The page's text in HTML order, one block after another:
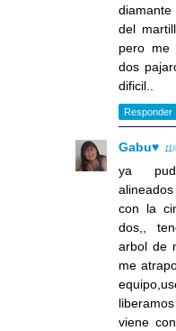
del
pero me
dos
dificil..
Responder
Gabu♥
ya
con la
dos,,
arbol de
me
viene